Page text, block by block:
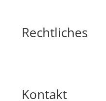
Rechtliches
Kontakt